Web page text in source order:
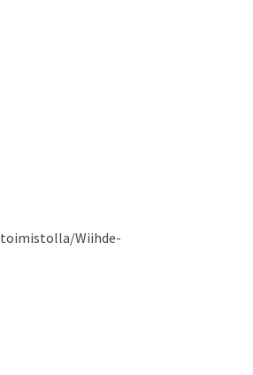
toimistolla/Wiihde-